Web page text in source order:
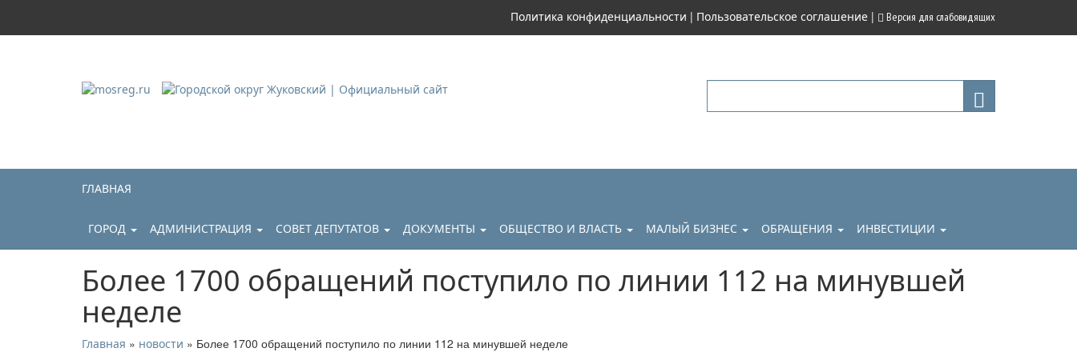
Политика конфиденциальности | Пользовательское соглашение | Версия для слабовидящих
ГЛАВНАЯ
ГОРОД АДМИНИСТРАЦИЯ СОВЕТ ДЕПУТАТОВ ДОКУМЕНТЫ ОБЩЕСТВО И ВЛАСТЬ МАЛЫЙ БИЗНЕС ОБРАЩЕНИЯ ИНВЕСТИЦИИ
Более 1700 обращений поступило по линии 112 на минувшей
неделе
Главная » новости » Более 1700 обращений поступило по линии 112 на минувшей неделе